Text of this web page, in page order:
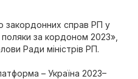
закордонних справ РП у
за кордоном 2023»,
Ради міністрів РП.
– Україна 2023–